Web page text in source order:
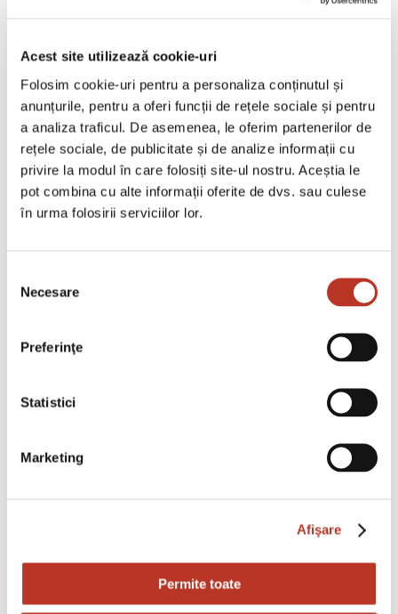
Acest site utilizează cookie-uri
Folosim cookie-uri pentru a personaliza conținutul și
anunțurile, pentru a oferi funcții de rețele sociale și pentru
a analiza traficul. De asemenea, le oferim partenerilor de
rețele sociale, de publicitate și de analize informații cu
privire la modul în care folosiți site-ul nostru. Aceștia le
pot combina cu alte informații oferite de dvs. sau culese
în urma folosirii serviciilor lor.
consimțământului
Necesare
Preferinţe
Statistici
Marketing
Afişare
Permite toate
CONTENT PLANNING
aptent taciti sociosqu litora torquent per
Nam nec ante. Sed lacinia, urna non
diam, a cursus ipsum ante quis turpis. Nulla
imperdiet. Vestibulum sapien. Proin quam.
Etiam ultrices. Suspendisse in justo eu
magna luctus suscipit sed lectus.